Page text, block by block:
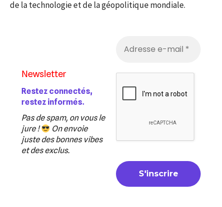
de la technologie et de la géopolitique mondiale.
Newsletter
Restez connectés,
restez informés.
Pas de spam, on vous le
jure !
On envoie
juste des bonnes vibes
et des exclus.